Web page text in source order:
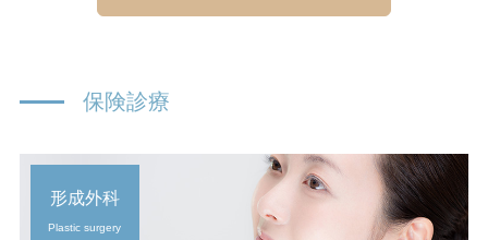
保険診療
形成外科
Plastic surgery